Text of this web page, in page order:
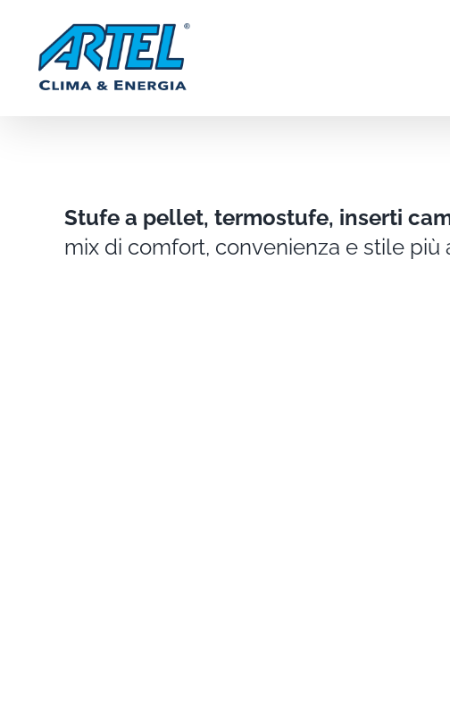
contenuto
Stufe a pellet, termostufe, inserti
mix di comfort, convenienza e stile più